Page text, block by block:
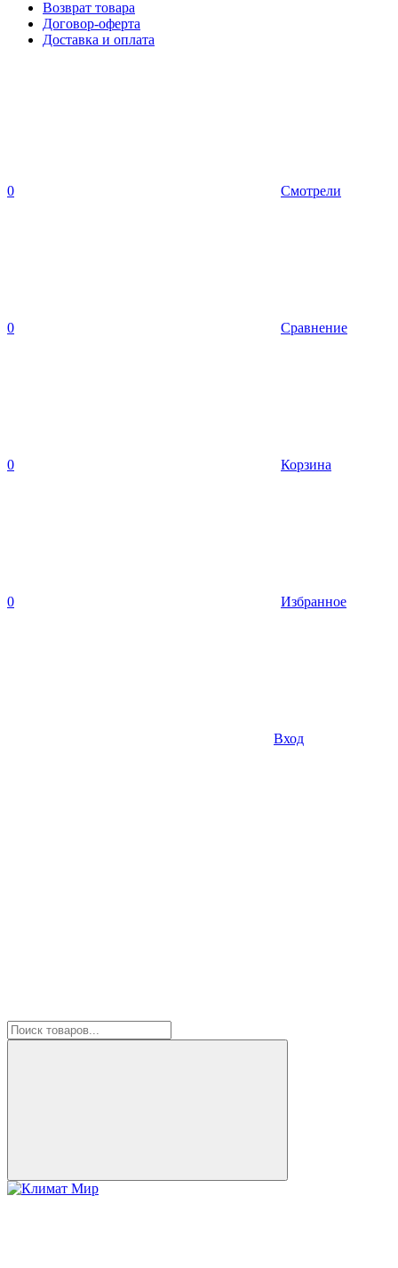
Возврат товара
Договор-оферта
Доставка и оплата
0 Смотрели
0 Сравнение
0 Корзина
0 Избранное
Вход